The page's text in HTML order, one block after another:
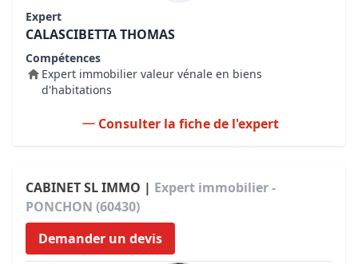
Expert
CALASCIBETTA THOMAS
Compétences
Expert immobilier valeur vénale en biens
d'habitations
Consulter la fiche de l'expert
CABINET SL IMMO | Expert immobilier -
PONCHON (60430)
Demander un devis